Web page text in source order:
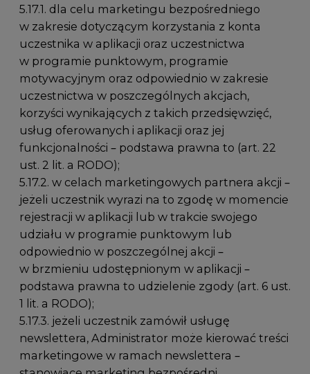
5.17.1. dla celu marketingu bezpośredniego
w zakresie dotyczącym korzystania z konta
uczestnika w aplikacji oraz uczestnictwa
w programie punktowym, programie
motywacyjnym oraz odpowiednio w zakresie
uczestnictwa w poszczególnych akcjach,
korzyści wynikających z takich przedsięwzięć,
usług oferowanych i aplikacji oraz jej
funkcjonalności – podstawa prawna to (art. 22
ust. 2 lit. a RODO);
5.17.2. w celach marketingowych partnera akcji –
jeżeli uczestnik wyrazi na to zgodę w momencie
rejestracji w aplikacji lub w trakcie swojego
udziału w programie punktowym lub
odpowiednio w poszczególnej akcji –
w brzmieniu udostępnionym w aplikacji –
podstawa prawna to udzielenie zgody (art. 6 ust.
1 lit. a RODO);
5.17.3. jeżeli uczestnik zamówił usługę
newslettera, Administrator może kierować treści
marketingowe w ramach newslettera –